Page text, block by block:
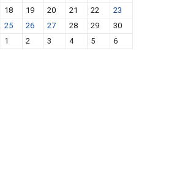
18 19 20 21 22
23
25 26 27 28 29
30
1 2 3 4 5 6